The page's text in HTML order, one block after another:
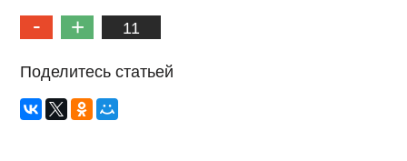
11
Поделитесь статьей